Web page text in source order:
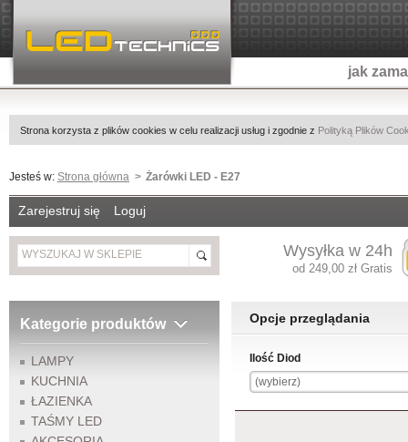
jak
Strona korzysta z plików cookies w celu realizacji usług i zgodnie z Polityką Plików
Jesteś w: Strona główna Żarówki LED - E27
Zarejestruj się Loguj
Wysyłka w 24h
od 249,00 zł Gratis
Kategorie produktów
LAMPY
KUCHNIA
ŁAZIENKA
TAŚMY LED
Opcje przeglądania
Ilość Diod
(wybierz)